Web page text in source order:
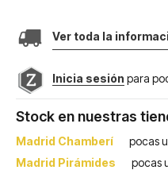
Ver toda la
Inicia sesión para
Stock en nuestras
Madrid Chamberí
pocas
Madrid Pirámides
pocas